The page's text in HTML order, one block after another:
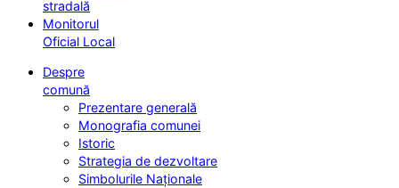
stradală
Monitorul
Oficial Local
Despre
comună
Prezentare generală
Monografia comunei
Istoric
Strategia de dezvoltare
Simbolurile Naționale